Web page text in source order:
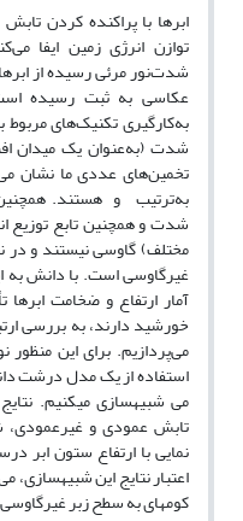
ابرها با پراکنده کردن
توازن انرژی زمین ایفا
عکاسی به ثبت رسیده
به‌کارگیری تکنیک‌های
شدت (به‌عنوان یک میدان
تخمین‌های عددی ما نشان
به‌ترتیب و هستند. همچنین
شدت و همچنین تابع توزیع
مختلف) گاوسی نیستند و
غیرگاوسی است. با دانش به
آمار ارتفاع و ضخامت
خورشید دارند، به بررسی
می‌‌‌پردازیم. برای این منظور
استفاده از یک مدل درشت
می شبیه​سازی می​کنیم.
تابش عمودی و غیرعمودی،
نمایی با ارتفاع ستون ابر
اعتبار نتایج این
کومه­ای به سطح زبر